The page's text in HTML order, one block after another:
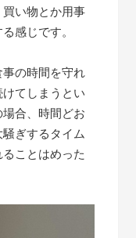
い物とか用事
感じです。
の時間を守れ
てしまうとい
合、時間どお
ぎするタイム
ことはめった